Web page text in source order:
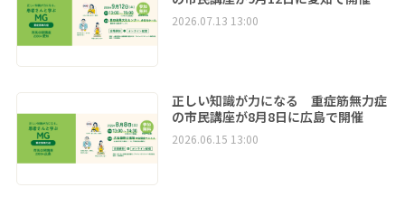
2026.07.13 13:00
正しい知識が力になる 重症筋無力症
の市民講座が8月8日に広島で開催
2026.06.15 13:00